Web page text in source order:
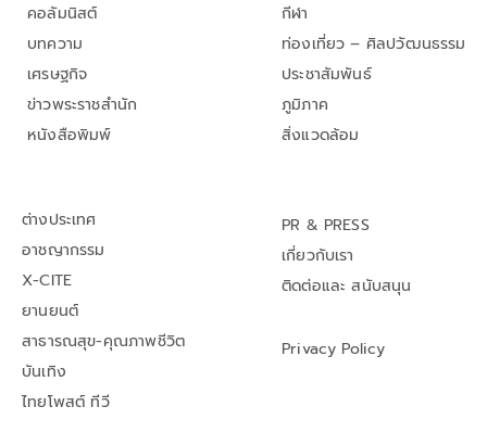
คอลัมนิสต์
บทความ
เศรษฐกิจ
ข่าวพระราชสำนัก
หนังสือพิมพ์
กีฬา
ท่องเที่ยว – ศิลปวัฒนธรรม
ประชาสัมพันธ์
ภูมิภาค
สิ่งแวดล้อม
ต่างประเทศ
อาชญากรรม
X-CITE
ยานยนต์
สาธารณสุข-คุณภาพชีวิต
บันเทิง
ไทยโพสต์ ทีวี
PR & PRESS
เกี่ยวกับเรา
ติดต่อและ สนับสนุน
Privacy Policy